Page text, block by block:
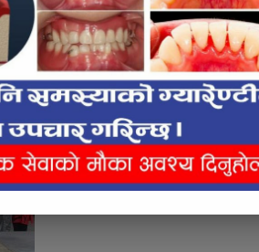
१ अन्तर्गत पर्ने
भएको हो।